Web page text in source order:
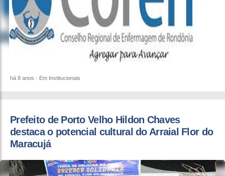
há 8 anos - Em Institucionais
Prefeito de Porto Velho Hildon Chaves
destaca o potencial cultural do Arraial Flor do
Maracujá